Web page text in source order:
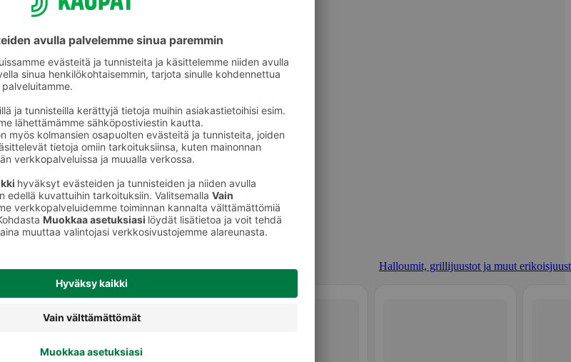
Halloumit, grillijuustot ja muut
erikoisjuustot
Halloumit, grillijuustot ja muut